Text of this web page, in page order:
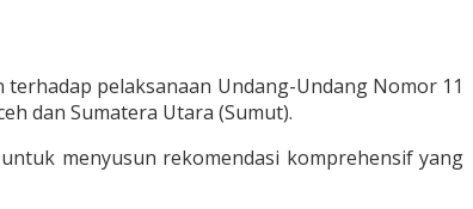
pelaksanaan Undang-Undang Nomor 11
dan Sumatera Utara (Sumut).
menyusun rekomendasi komprehensif yang